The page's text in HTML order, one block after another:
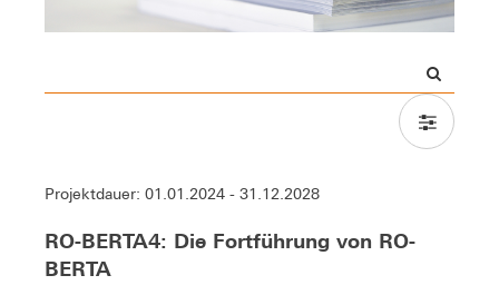
Projektdauer: 01.01.2024 - 31.12.2028
RO-BERTA4: Die Fortführung von RO-
BERTA